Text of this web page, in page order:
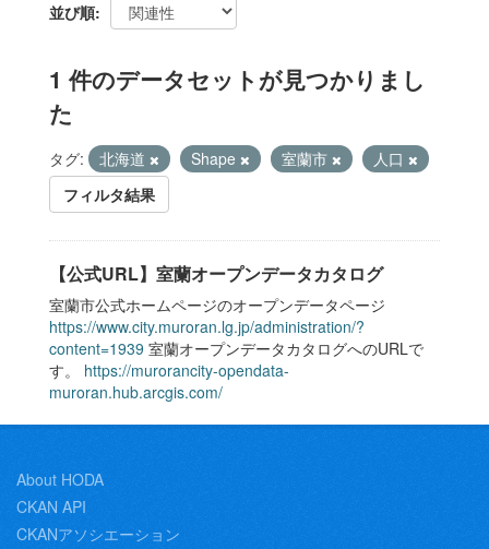
並び順
1 件のデータセットが見つかりまし
た
タグ: 北海道 Shape 室蘭市
人口
フィルタ結果
【公式URL】室蘭オープンデータカタログ
室蘭市公式ホームページのオープンデータページ
https://www.city.muroran.lg.jp/administration/?
content=1939 室蘭オープンデータカタログへのURLで
す。 https://murorancity-opendata-
muroran.hub.arcgis.com/
About HODA
CKAN API
CKANアソシエーション